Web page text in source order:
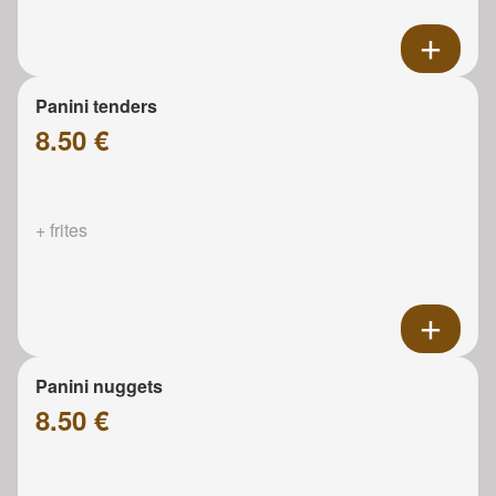
Panini tenders
8.50 €
+ frites
Panini nuggets
8.50 €